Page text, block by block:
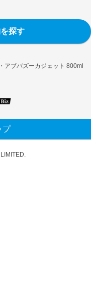
アブバズーカジェット 800mL
探す
プ